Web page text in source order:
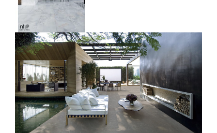
Режим
работы
Контакты